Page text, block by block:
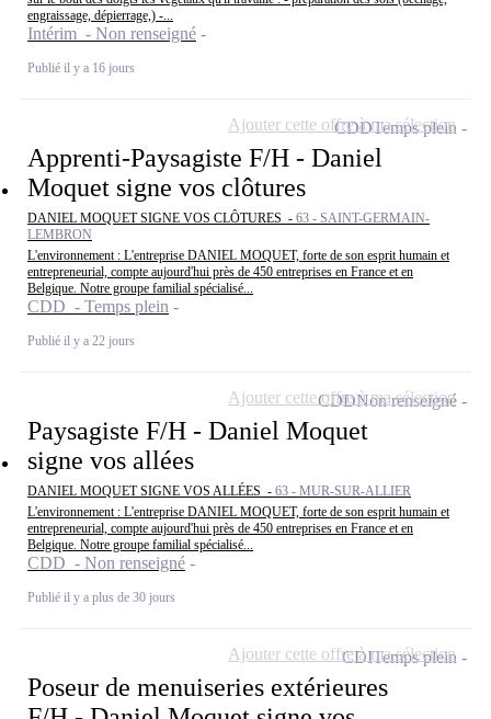
engraissage, dépierrage,) -...
Intérim - Non renseigné
Publié il y a 16 jours
Apprenti-Paysagiste F/H - Daniel
Moquet signe vos clôtures
DANIEL MOQUET SIGNE VOS CLÔTURES - 63 - SAINT-GERMAIN-
LEMBRON
L'environnement : L'entreprise DANIEL MOQUET, forte de son esprit humain et
entrepreneurial, compte aujourd'hui près de 450 entreprises en France et en
Belgique. Notre groupe familial spécialisé...
CDD - Temps plein
Publié il y a 22 jours
CDDTemps plein
Ajouter cette offre à ma sélection
Paysagiste F/H - Daniel Moquet
signe vos allées
DANIEL MOQUET SIGNE VOS ALLÉES - 63 - MUR-SUR-ALLIER
L'environnement : L'entreprise DANIEL MOQUET, forte de son esprit humain et
entrepreneurial, compte aujourd'hui près de 450 entreprises en France et en
Belgique. Notre groupe familial spécialisé...
CDD - Non renseigné
Publié il y a plus de 30 jours
CDDNon renseigné
Ajouter cette offre à ma sélection
Poseur de menuiseries extérieures
CDITemps plein
Ajouter cette offre à ma sélection